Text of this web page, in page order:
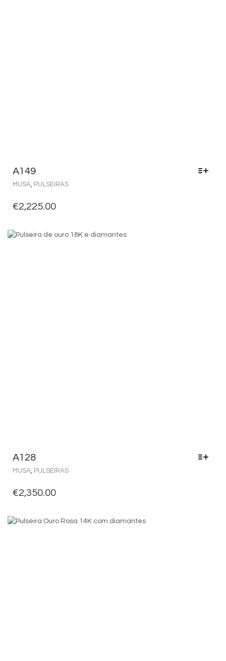
A149
MUSA, PULSEIRAS
€2,225.00
A128
MUSA, PULSEIRAS
€2,350.00